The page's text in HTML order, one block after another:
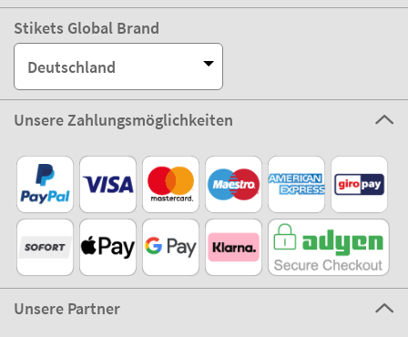
Stikets Global Brand
Deutschland
Unsere Zahlungsmöglichkeiten
Unsere Partner